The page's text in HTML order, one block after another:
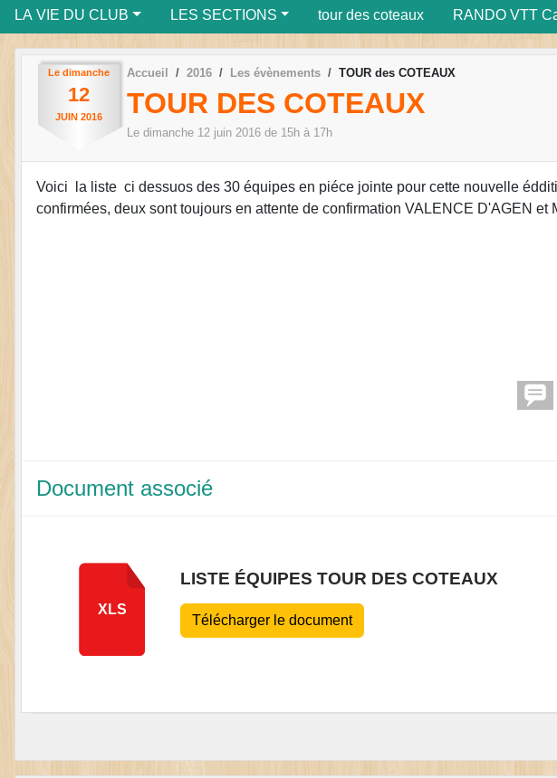
LA VIE DU CLUB LES SECTIONS tour des coteaux RANDO VTT
Le dimanche
12
JUIN 2016
Accueil 2016 Les évènements TOUR des COTEAUX
TOUR DES COTEAUX
Le dimanche 12 juin 2016 de 15h à 17h
Voici la liste ci dessuos des 30 équipes en piéce jointe pour cette nouvelle
confirmées, deux sont toujours en attente de confirmation VALENCE D'AGEN et
Document associé
XLS
LISTE ÉQUIPES TOUR DES COTEAUX
Télécharger le document